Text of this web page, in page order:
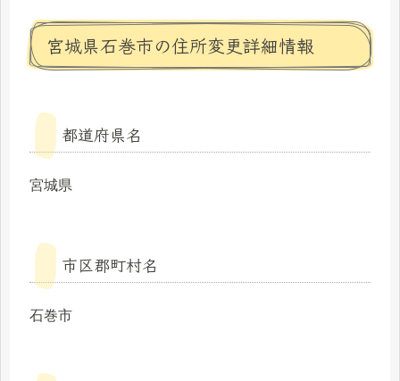
宮城県石巻市の住所変更詳細情報
都道府県名
宮城県
市区郡町村名
石巻市